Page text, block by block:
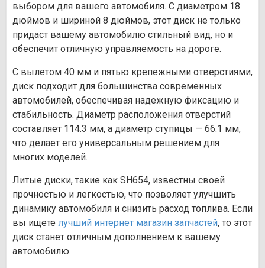
выбором для вашего автомобиля. С диаметром 18
дюймов и шириной 8 дюймов, этот диск не только
придаст вашему автомобилю стильный вид, но и
обеспечит отличную управляемость на дороге.
С вылетом 40 мм и пятью крепежными отверстиями,
диск подходит для большинства современных
автомобилей, обеспечивая надежную фиксацию и
стабильность. Диаметр расположения отверстий
составляет 114.3 мм, а диаметр ступицы — 66.1 мм,
что делает его универсальным решением для
многих моделей.
Литые диски, такие как SH654, известны своей
прочностью и легкостью, что позволяет улучшить
динамику автомобиля и снизить расход топлива. Если
вы ищете лучший интернет магазин запчастей, то этот
диск станет отличным дополнением к вашему
автомобилю.